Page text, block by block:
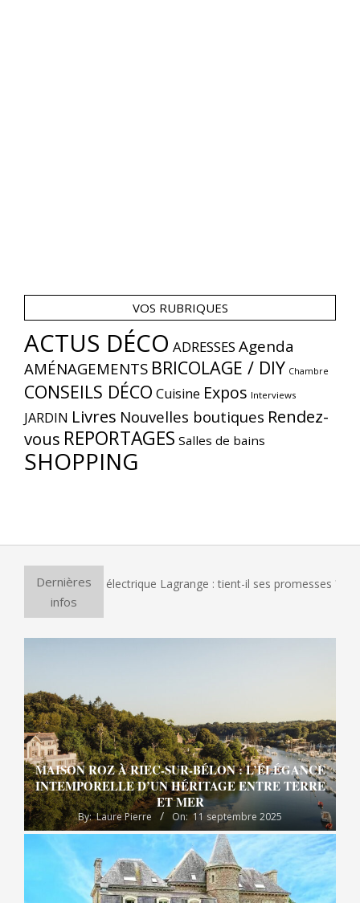
VOS RUBRIQUES
ACTUS DÉCO ADRESSES Agenda
AMÉNAGEMENTS BRICOLAGE / DIY Chambre
CONSEILS DÉCO Cuisine Expos Interviews
JARDIN Livres Nouvelles boutiques Rendez-
vous REPORTAGES Salles de bains
SHOPPING
Dernières
infos
four à pizza électrique Lagrange : tient-il ses promesses ?
MAISON ROZ À RIEC-SUR-BÉLON : L’ÉLÉGANCE
INTEMPORELLE D’UN HÉRITAGE ENTRE TERRE
ET MER
By: Laure Pierre On: 11 septembre 2025